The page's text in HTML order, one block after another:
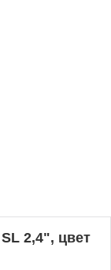
2,4", цвет